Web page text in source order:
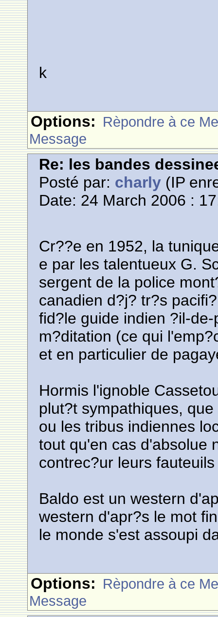
k
Options: Rèpondre à ce
Message
Re: les bandes
Posté par: charly (IP
Date: 24 March 2006 :
Cr??e en 1952, la
e par les talentueux G.
sergent de la police
canadien d?j? tr?s
fid?le guide indien ?il-
m?ditation (ce qui
et en particulier de
Hormis l'ignoble
plut?t sympathiques,
ou les tribus indiennes
tout qu'en cas d'absolue
contrec?ur leurs
Baldo est un western
western d'apr?s le mot
le monde s'est assoupi
Options: Rèpondre à ce
Message